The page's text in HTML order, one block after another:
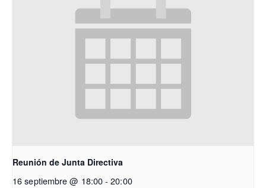
Reunión de Junta Directiva
16 septiembre @ 18:00- 20:00